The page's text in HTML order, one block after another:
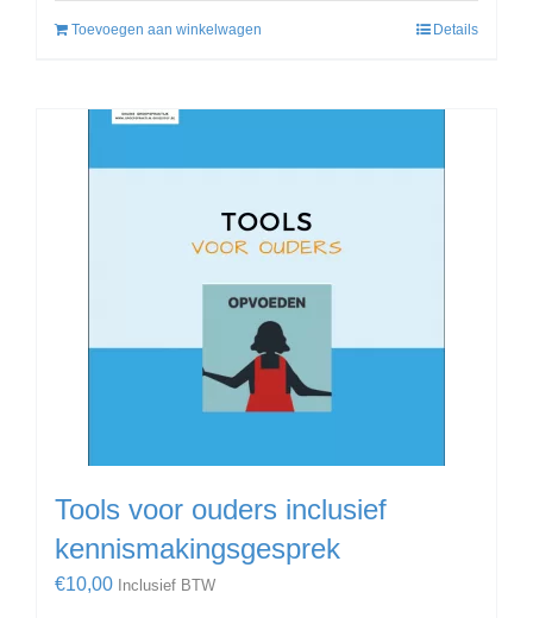
Toevoegen aan winkelwagen Details
Tools voor ouders inclusief
kennismakingsgesprek
€10,00 Inclusief BTW